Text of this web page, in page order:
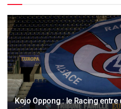
Kojo Oppong : le Racing entre